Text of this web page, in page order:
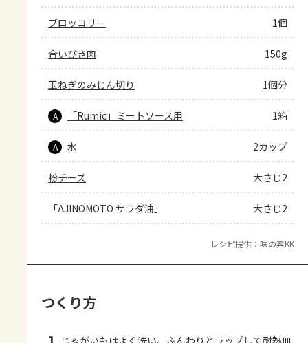
ブロッコリー 1個
合いびき肉 150g
玉ねぎのみじん切り 1個分
A 「Rumic」ミートソース用 1箱
A 水 2カップ
粉チーズ 大さじ2
「AJINOMOTO サラダ油」 大さじ2
レシピ提供：味の素KK
つくり方